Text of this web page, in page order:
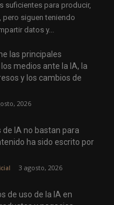
suficientes para producir,
siguen teniendo
datos y...
las principales
medios ante la IA, la
y los cambios de
2026
IA no bastan para
ha sido escrito por
3 agosto, 2026
de uso de la IA en